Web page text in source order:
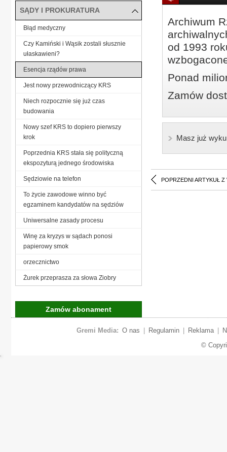
Archiwum
od 1993
Ponad
Zamów
Masz już
POPRZEDNI ARTYKUŁ Z
SĄDY I PROKURATURA
Błąd medyczny
Czy Kamiński i Wąsik zostali słusznie
ułaskawieni?
Esencja rządów prawa
Jest nowy przewodniczący KRS
Niech rozpocznie się już czas
budowania
Nowy szef KRS to dopiero pierwszy
krok
Poprzednia KRS stała się polityczną
ekspozyturą jednego środowiska
Sędziowie na telefon
To życie zawodowe winno być
egzaminem kandydatów na sędziów
Uniwersalne zasady procesu
Winę za kryzys w sądach ponosi
papierowy smok
orzecznictwo
Żurek przeprasza za słowa Ziobry
Zamów abonament
Gremi Media: O nas Regulamin Reklama
©